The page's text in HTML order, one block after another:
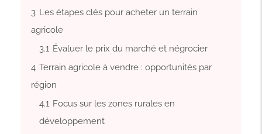
3 Les étapes clés pour acheter un terrain
agricole
3.1 Évaluer le prix du marché et négrocier
4 Terrain agricole à vendre : opportunités par
région
4.1 Focus sur les zones rurales en
développement